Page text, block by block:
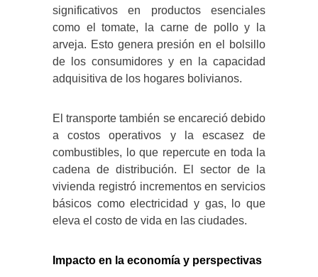
significativos en productos esenciales
como el tomate, la carne de pollo y la
arveja. Esto genera presión en el bolsillo
de los consumidores y en la capacidad
adquisitiva de los hogares bolivianos.
El transporte también se encareció debido
a costos operativos y la escasez de
combustibles, lo que repercute en toda la
cadena de distribución. El sector de la
vivienda registró incrementos en servicios
básicos como electricidad y gas, lo que
eleva el costo de vida en las ciudades.
Impacto en la economía y perspectivas